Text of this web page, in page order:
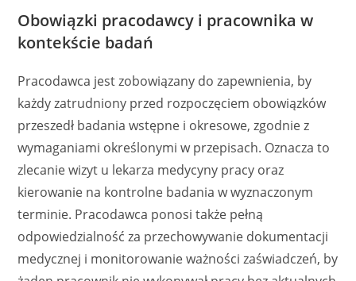
Obowiązki pracodawcy i pracownika w
kontekście badań
Pracodawca jest zobowiązany do zapewnienia, by
każdy zatrudniony przed rozpoczęciem obowiązków
przeszedł badania wstępne i okresowe, zgodnie z
wymaganiami określonymi w przepisach. Oznacza to
zlecanie wizyt u lekarza medycyny pracy oraz
kierowanie na kontrolne badania w wyznaczonym
terminie. Pracodawca ponosi także pełną
odpowiedzialność za przechowywanie dokumentacji
medycznej i monitorowanie ważności zaświadczeń, by